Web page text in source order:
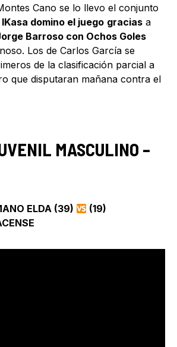
Cano se lo llevo el conjunto
IKasa domino el juego gracias a
Barroso con Ochos Goles
Los de Carlos García se
de la clasificación parcial a
que disputaran mañana contra el
MASCULINO –
ELDA (39)
(19)